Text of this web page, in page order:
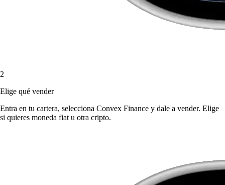
2
Elige qué vender
Entra en tu cartera, selecciona Convex Finance y dale a vender. Elige
si quieres moneda fiat u otra cripto.